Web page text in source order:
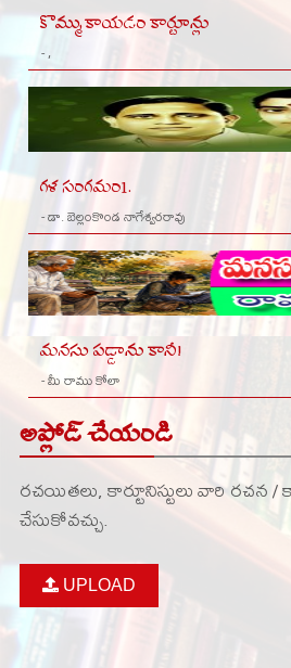
కొమ్ముకాయడం కార్టూన్లు
- ,
గళ సంగమం1.
- డా. బెల్లంకొండ నాగేశ్వరరావు
మనసు పడ్డాను కానీ!
- మీ రాము కోలా
అప్లోడ్ చేయండి
రచయితలు, కార్టూనిస్టులు వారి రచన /
చేసుకోవచ్చు.
UPLOAD